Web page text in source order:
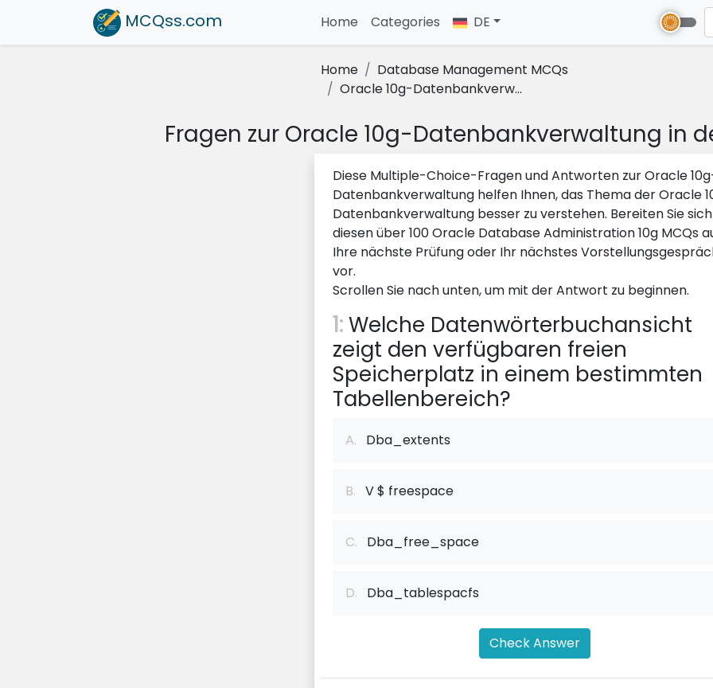
MCQss.com Home (current)
Categories DE
Home
Database Management MCQs
Oracle 10g-Datenbankverw...
Fragen zur Oracle 10g-Datenbankverwaltung in
Diese Multiple-Choice-Fragen und Antworten zur Oracle
Datenbankverwaltung helfen Ihnen, das Thema der Oracle
Datenbankverwaltung besser zu verstehen. Bereiten Sie
diesen über 100 Oracle Database Administration 10g MCQs
Ihre nächste Prüfung oder Ihr nächstes
vor.
Scrollen Sie nach unten, um mit der Antwort zu beginnen.
1:Welche Datenwörterbuchansicht
zeigt den verfügbaren freien
Speicherplatz in einem bestimmten
Tabellenbereich?
A. Dba_extents
B. V $ freespace
C. Dba_free_space
D. Dba_tablespacfs
Check Answer